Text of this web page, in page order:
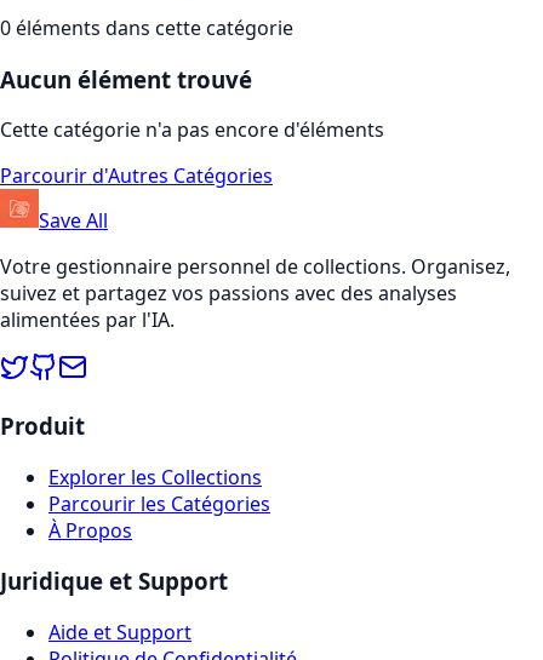
0éléments dans cette catégorie
Aucun élément trouvé
Cette catégorie n'a pas encore d'éléments
Parcourir d'Autres Catégories
Save All
Votre gestionnaire personnel de collections. Organisez,
suivez et partagez vos passions avec des analyses
alimentées par l'IA.
Produit
Explorer les Collections
Parcourir les Catégories
À Propos
Juridique et Support
Aide et Support